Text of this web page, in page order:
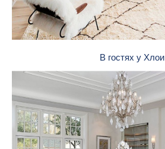
В гостях у Хлои